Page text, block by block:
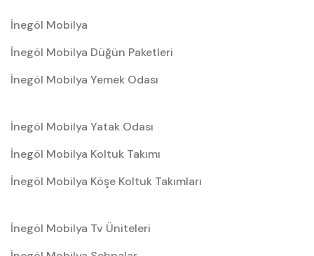
İnegöl Mobilya
İnegöl Mobilya Düğün Paketleri
İnegöl Mobilya Yemek Odası
İnegöl Mobilya Yatak Odası
İnegöl Mobilya Koltuk Takımı
İnegöl Mobilya Köşe Koltuk Takımları
İnegöl Mobilya Tv Üniteleri